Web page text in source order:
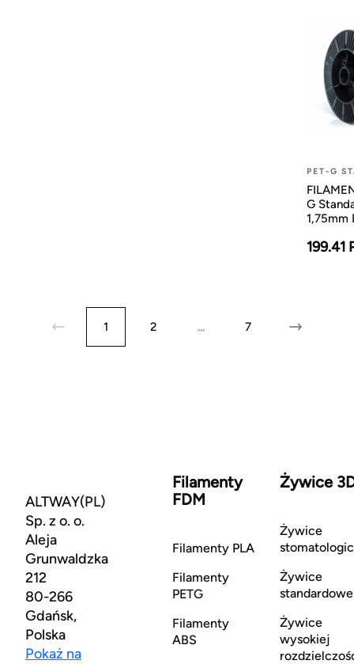
PET-G
G
1,75mm
199.41
1 2 ... 7
ALTWAY(PL)
Sp. z o. o.
Aleja
Grunwaldzka
212
80-266
Gdańsk,
Polska
Pokaż na
Filamenty
FDM
Filamenty PLA
Filamenty
PETG
Filamenty
ABS
Żywice
Żywice
Żywice
standardowe
Żywice
wysokiej